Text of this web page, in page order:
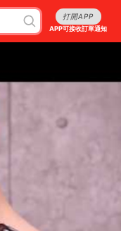
打開APP
APP可接收訂單通知